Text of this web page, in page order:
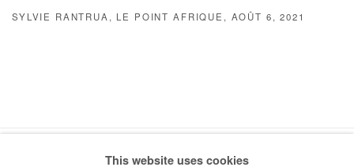
SYLVIE RANTRUA, LE POINT AFRIQUE, AOÛT 6, 2021
This website uses cookies